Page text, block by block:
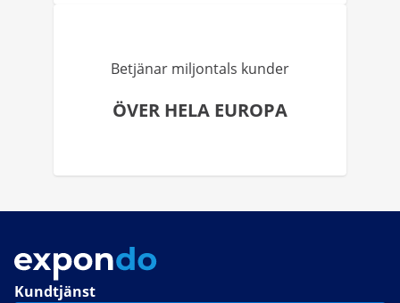
Betjänar miljontals kunder
ÖVER HELA EUROPA
Kundtjänst